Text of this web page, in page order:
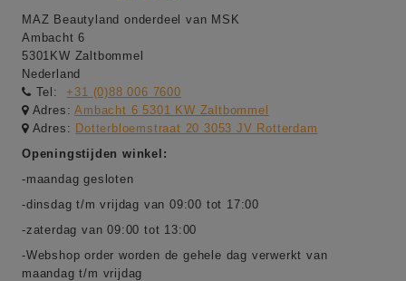
MAZ Beautyland onderdeel van MSK
Ambacht 6
5301KW Zaltbommel
Nederland
Tel:
+31 (0)88 006 7600
Adres:Ambacht 6 5301 KW Zaltbommel
Adres: Dotterbloemstraat 20 3053 JV Rotterdam
Openingstijden winkel:
-maandag gesloten
-dinsdag t/m vrijdag van 09:00 tot 17:00
-zaterdag van 09:00 tot 13:00
-Webshop order worden de gehele dag verwerkt van
maandag t/m vrijdag